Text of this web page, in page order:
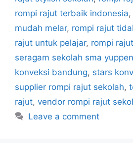
rompi rajut terbaik indonesia,
mudah melar, rompi rajut
rajut untuk pelajar, rompi
seragam sekolah sma
konveksi bandung, stars
supplier rompi rajut sekolah,
rajut, vendor rompi rajut
Leave a comment